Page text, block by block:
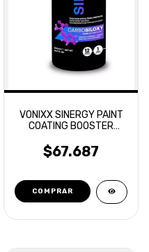
VONIXX SINERGY PAINT
COATING BOOSTER
$67.687